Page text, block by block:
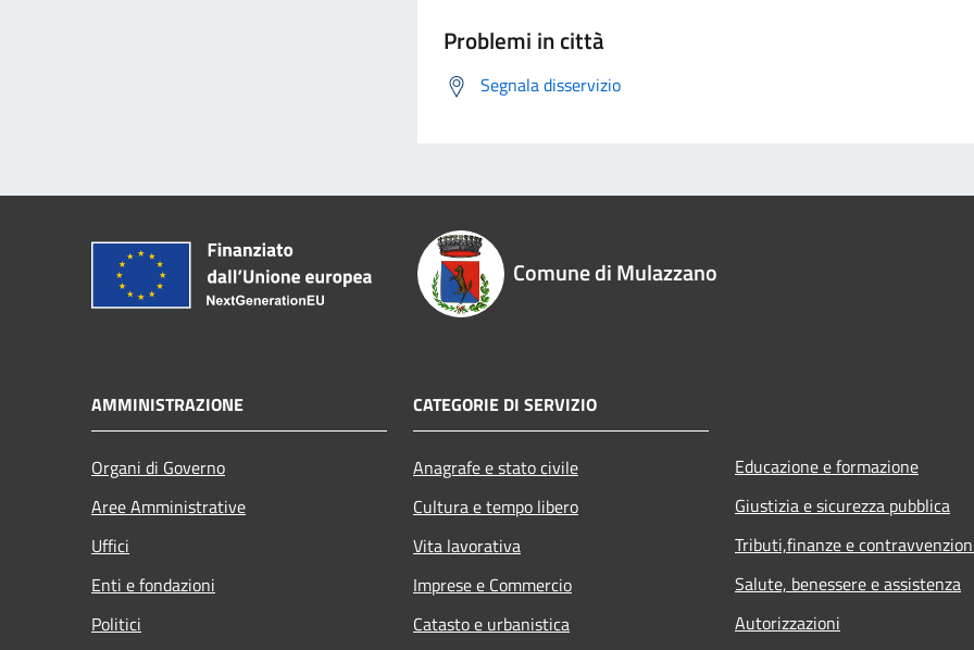
Problemi in città
Segnala disservizio
Comune di Mulazzano
AMMINISTRAZIONE
Organi di Governo
Aree Amministrative
Uffici
Enti e fondazioni
Politici
CATEGORIE DI SERVIZIO
Anagrafe e stato civile
Cultura e tempo libero
Vita lavorativa
Imprese e Commercio
Catasto e urbanistica
Educazione e formazione
Giustizia e sicurezza pubblica
Tributi,finanze e
Salute, benessere e assistenza
Autorizzazioni